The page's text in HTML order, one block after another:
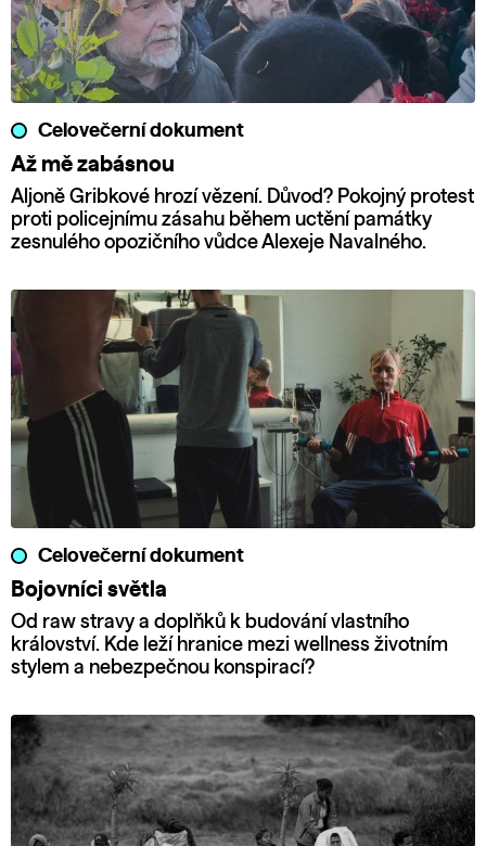
Celovečerní dokument
Až mě zabásnou
Aljoně Gribkové hrozí vězení. Důvod? Pokojný protest
proti policejnímu zásahu během uctění památky
zesnulého opozičního vůdce Alexeje Navalného.
Celovečerní dokument
Bojovníci světla
Od raw stravy a doplňků k budování vlastního
království. Kde leží hranice mezi wellness životním
stylem a nebezpečnou konspirací?